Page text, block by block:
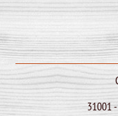
31001